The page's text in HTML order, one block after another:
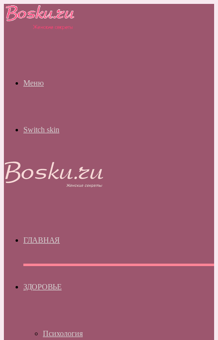
Меню
Switch skin
ГЛАВНАЯ
ЗДОРОВЬЕ
Психология